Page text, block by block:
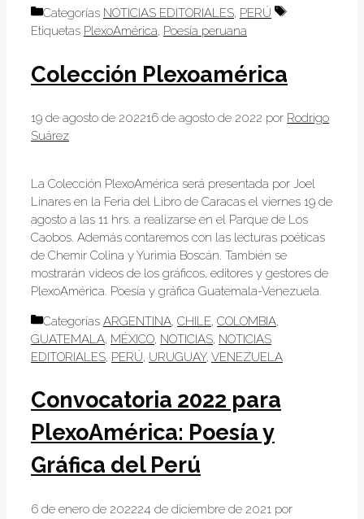
Categorías NOTICIAS EDITORIALES, PERÚ
Etiquetas PlexoAmérica, Poesía peruana
Colección Plexoamérica
19 de agosto de 202216 de agosto de 2022 por Rodrigo
Suárez
La Colección PlexoAmérica será presentada por Joel
Linares en la Feria del Libro de Caracas el viernes 19 de
agosto a las 11 hrs. a realizarse en el Parque de Los
Caobos. Además contaremos con las lecturas poéticas
de Chemir Colina y Yurimia Boscán. También se
mostrarán videos de los gráficos, editores y gestores de
PlexoAmérica. Poesía y gráfica Guatemala-Venezuela.
Categorías ARGENTINA, CHILE, COLOMBIA,
GUATEMALA, MÉXICO, NOTICIAS, NOTICIAS
EDITORIALES, PERÚ, URUGUAY, VENEZUELA
Convocatoria 2022 para
PlexoAmérica: Poesía y
Gráfica del Perú
6 de enero de 202224 de diciembre de 2021 por